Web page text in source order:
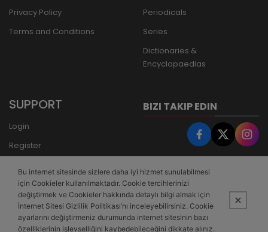
Privacy Policy
Terms and Conditions
Periodicals
Series
Dictionaries &
Encyclopaedias
SUPPORT
Login
Register
Bank Transfer
BIZI TAKIP EDIN
Bu internet sitesinde sizlere daha iyi hizmet sunulabilmesi
için Cookieler kullanılmaktadır. Cookie tercihlerinizi
değiştirmek ve Cookieler hakkında detaylı bilgi almak için
İnternet Sitesi Gizlilik Politikası’nı inceleyebilirsiniz. Cookie
ayarlarını değiştirmeniz durumunda internet sitesinin bazı
özelliklerinin işlevselliğini kaybedebileceğini dikkate alınız.